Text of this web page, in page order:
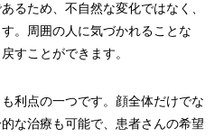
るため、不自然な変化ではなく、
。周囲の人に気づかれることな
すことができます。
利点の一つです。顔全体だけでな
な治療も可能で、患者さんの希望